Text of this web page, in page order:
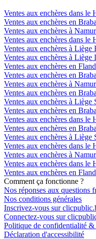
Ventes aux enchères dans le
Ventes aux enchères en
Ventes aux enchères à
Ventes aux enchères dans le
Ventes aux enchères à Liège
Ventes aux enchères à Liège
Ventes aux enchères en
Ventes aux enchères en
Ventes aux enchères à
Ventes aux enchères en
Ventes aux enchères à Liège
Ventes aux enchères en
Ventes aux enchères dans le
Ventes aux enchères en
Ventes aux enchères à Liège
Ventes aux enchères dans le
Ventes aux enchères à
Ventes aux enchères dans
Ventes aux enchères en
Comment ça fonctionne ?
Nos réponses aux questions
Nos conditions générales
Inscrivez-vous sur
Connectez-vous sur
Politique de confidentialité &
Déclaration d'accessibilité